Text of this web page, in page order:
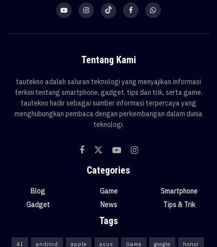
Tentang Kami
tautekno adalah saluran teknologi yang menyajikan informasi
terkini tentang smartphone, gadget, tips dan trik, serta game.
tautekno hadir sebagai sumber informasi terpercaya yang
menghubungkan pembaca dengan perkembangan dalam dunia
teknologi.
Categories
Blog
Gadget
Game
News
Smartphone
Tips & Trik
Tags
AI android apple asus Game google honor